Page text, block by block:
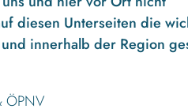
diesen Unterseiten die
innerhalb der Region
ÖPNV